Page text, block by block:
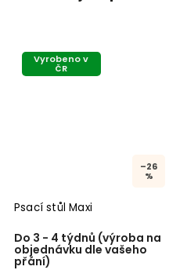
Vyrobeno v
ČR
–26
%
Psací stůl Maxi
Do 3 - 4 týdnů (výroba na
objednávku dle vašeho
přání)